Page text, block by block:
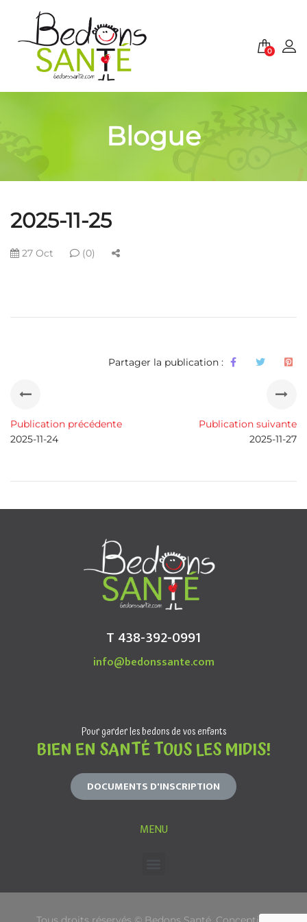
0
Blogue
2025-11-25
27 Oct (0)
Partager la publication :
Publication précédente
2025-11-24
Publication suivante
2025-11-27
T 438-392-0991
info@bedonssante.com
Pour garder les bedons de vos enfants
BIEN EN SANTÉ TOUS LES MIDIS!
DOCUMENTS D'INSCRIPTION
MENU